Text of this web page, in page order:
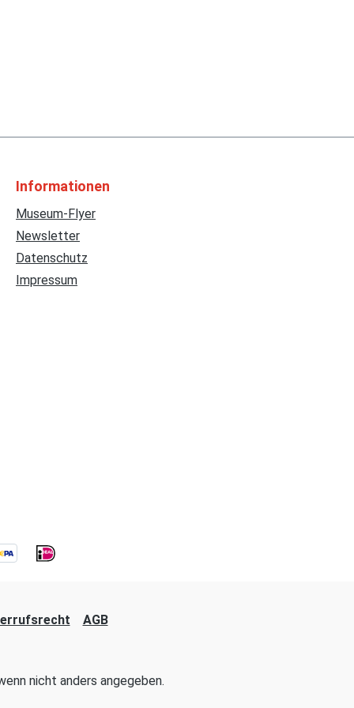
Informationen
Museum-Flyer
Newsletter
Datenschutz
Impressum
AGB
nicht anders angegeben.